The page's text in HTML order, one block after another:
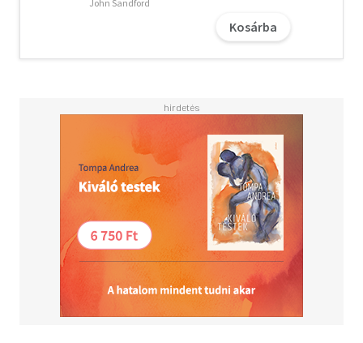
PUBLISHERS WEEKLY. „Ettől padlót fogsz." - SUNDAY
John Sandford
Kosárba